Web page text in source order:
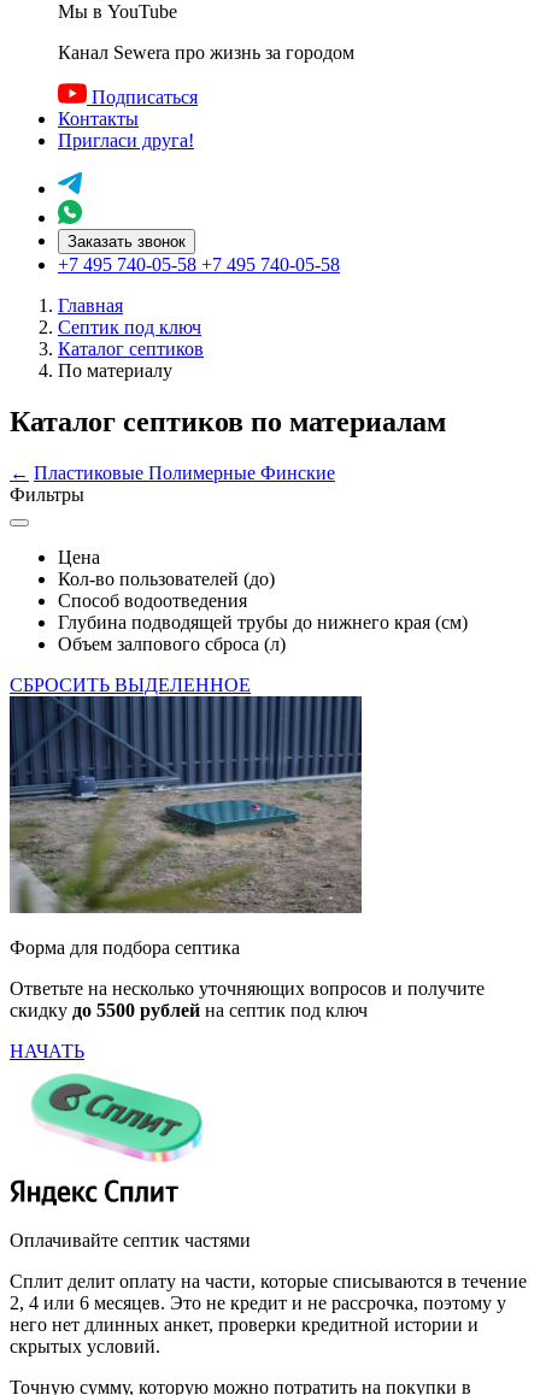
Мы в YouTube
Канал Sewera про жизнь за городом
Подписаться
Контакты
Пригласи друга!
Заказать звонок
+7 495 740-05-58 +7 495 740-05-58
Главная
Септик под ключ
Каталог септиков
По материалу
Каталог септиков по материалам
← Пластиковые Полимерные Финские
Фильтры
Цена
Кол-во пользователей (до)
Способ водоотведения
Глубина подводящей трубы до нижнего края (см)
Объем залпового сброса (л)
СБРОСИТЬ ВЫДЕЛЕННОЕ
Форма для подбора септика
Ответьте на несколько уточняющих вопросов и получите
скидку до 5500 рублей на септик под ключ
НАЧАТЬ
Оплачивайте септик частями
Сплит делит оплату на части, которые списываются в течение
2, 4 или 6 месяцев. Это не кредит и не рассрочка, поэтому у
него нет длинных анкет, проверки кредитной истории и
скрытых условий.
Точную сумму, которую можно потратить на покупки в